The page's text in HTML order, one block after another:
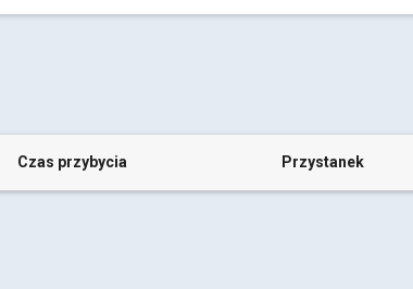
Czas przybycia Przystanek